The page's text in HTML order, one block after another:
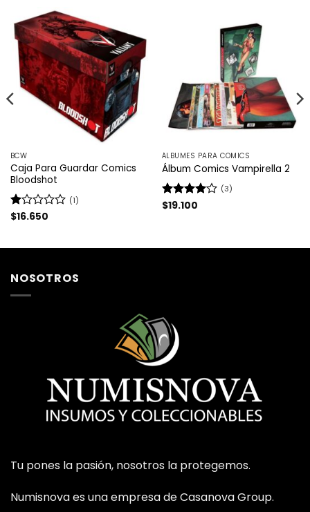
BCW
Caja Para Guardar Comics
Bloodshot
Valorado
de
(1)
$16.650
ÁLBUMES PARA COMICS
Álbum Comics Vampirella 2
Valorado
(3)
$19.100
NOSOTROS
Tu pones la pasión, nosotros la protegemos.
Numisnova es una empresa de Casanova Group.